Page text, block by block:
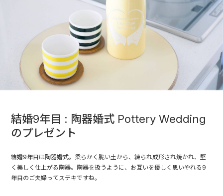
結婚9年目 : 陶器婚式 Pottery Wedding
のプレゼント
結婚9年目は陶器婚式。柔らかく脆い土から、練られ成形され焼かれ、堅
く美しく仕上がる陶器。陶器を扱うように、お互いを優しく思いやれる9
年目のご夫婦ってステキですね。